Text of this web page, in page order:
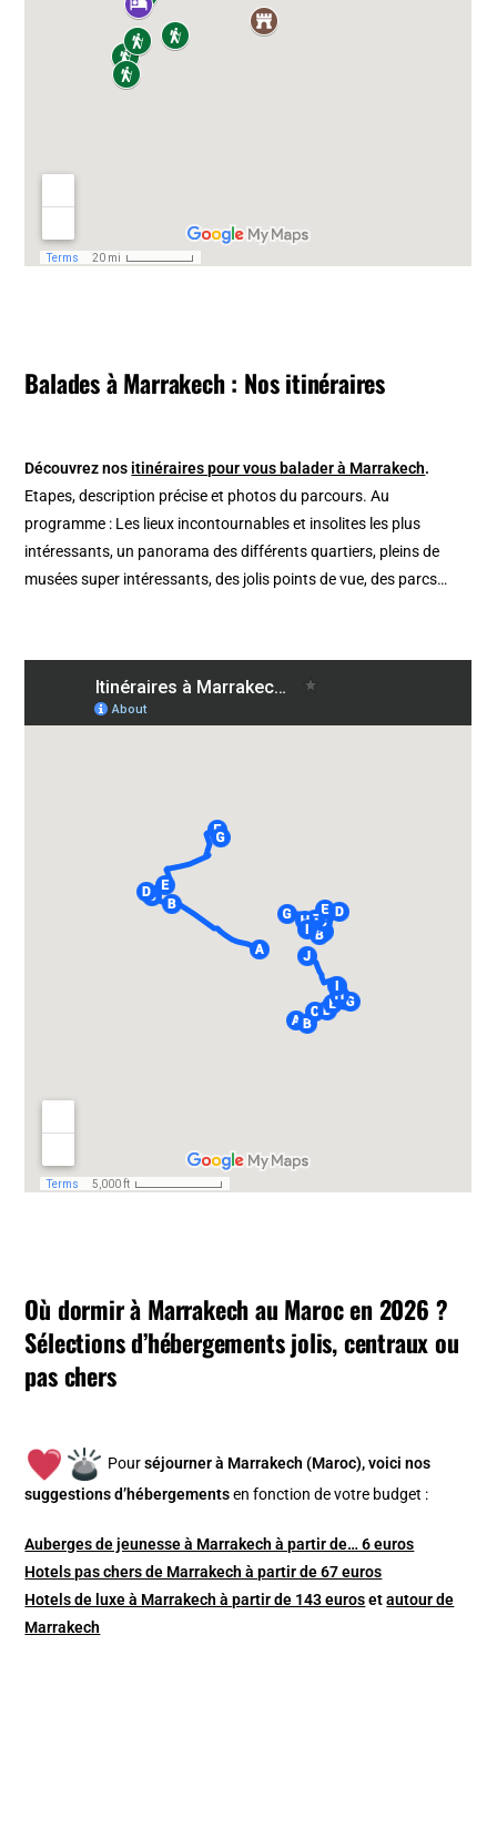
Balades à Marrakech : Nos itinéraires
Découvrez nos itinéraires pour vous balader à Marrakech.
Etapes, description précise et photos du parcours. Au
programme : Les lieux incontournables et insolites les plus
intéressants, un panorama des différents quartiers, pleins de
musées super intéressants, des jolis points de vue, des parcs…
Où dormir à Marrakech au Maroc en 2026 ?
Sélections d’hébergements jolis, centraux ou
pas chers
Pourséjourner à Marrakech (Maroc), voici nos
suggestions d’hébergements en fonction de votre budget :
Auberges de jeunesse à Marrakech à partir de… 6 euros
Hotels pas chers de Marrakech à partir de 67 euros
Hotels de luxe à Marrakech à partir de 143 eurosetautour de
Marrakech